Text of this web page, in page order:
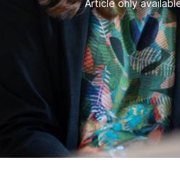
Article only